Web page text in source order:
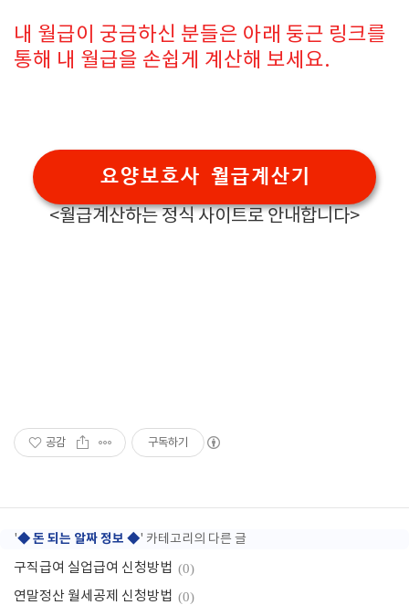
내 월급이 궁금하신 분들은 아래 둥근 링크를
통해 내 월급을 손쉽게 계산해 보세요.
요양보호사 월급계산기
<월급계산하는 정식 사이트로 안내합니다>
공감 구독하기
'◆ 돈 되는 알짜 정보 ◆' 카테고리의 다른 글
구직급여 실업급여 신청방법 (0)
연말정산 월세공제 신청방법 (0)